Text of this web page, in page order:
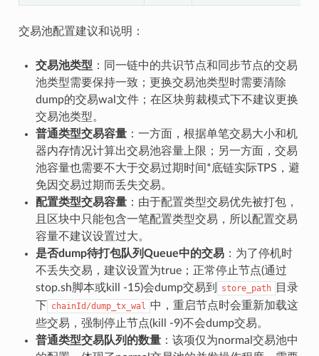
交易池配置建议和说明：
交易池类型 ：同一链中的共识节点和同步节点的交易
池类型需要保持一致；更换交易池类型时需要清除
dump的交易wal文件；在区块剪裁模式下不建议更换
交易池类型。
普通类型交易容量：一方面，根据单笔交易大小和机
器内存情况计算出交易池容量上限；另一方面，交易
池容量也需要不大于交易过期时间*底链实际TPS，避
免因交易过期而丢失交易。
配置类型交易容量：由于配置类型交易优先被打包，
且区块中只能包含一笔配置类型交易，所以配置交易
容量不建议设置过大。
是否dump待打包队列Queue中的交易：为了停机时
不丢失交易，建议设置为true；正常停止节点(通过
stop.sh脚本或kill -15)会dump交易到
store_path
目录
下
chainId/dump_tx_wal
中，重启节点时会重新加载这
些交易，强制停止节点(kill -9)不会dump交易。
普通类型交易队列的数量：该项仅为normal交易池中